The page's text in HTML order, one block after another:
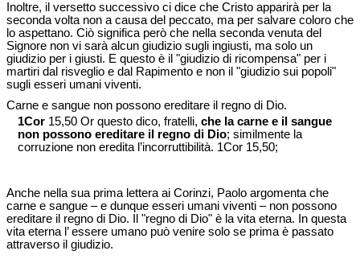
Inoltre, il versetto successivo ci dice che Cristo apparirà per la
seconda volta non a causa del peccato, ma per salvare coloro che
lo aspettano. Ciò significa però che nella seconda venuta del
Signore non vi sarà alcun giudizio sugli ingiusti, ma solo un
giudizio per i giusti. E questo è il "giudizio di ricompensa" per i
martiri dal risveglio e dal Rapimento e non il "giudizio sui popoli"
sugli esseri umani viventi.
Carne e sangue non possono ereditare il regno di Dio.
1Cor 15,50 Or questo dico, fratelli, che la carne e il sangue
non possono ereditare il regno di Dio; similmente la
corruzione non eredita l’incorruttibilità. 1Cor 15,50;
Anche nella sua prima lettera ai Corinzi, Paolo argomenta che
carne e sangue – e dunque esseri umani viventi – non possono
ereditare il regno di Dio. Il "regno di Dio" è la vita eterna. In questa
vita eterna l’ essere umano può venire solo se prima è passato
attraverso il giudizio.